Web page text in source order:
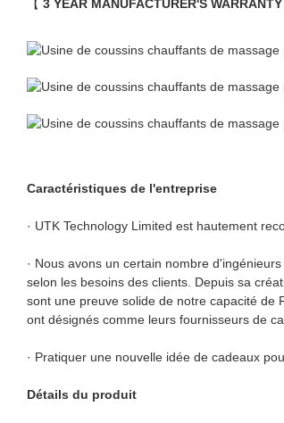
【 3 YEAR MANUFACTURER'S
Caractéristiques de l'entreprise
· UTK Technology Limited est hautement
· Nous avons un certain nombre
selon les besoins des clients. Depuis sa
sont une preuve solide de notre capacité de
ont désignés comme leurs fournisseurs de
· Pratiquer une nouvelle idée de cadeaux
Détails du produit